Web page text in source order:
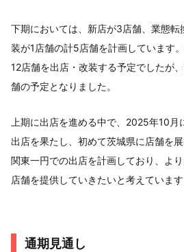
下期においては、新店が3店舗、業態転
装が1店舗の計5店舗を計画しています
12店舗を出店・改装する予定でしたが
舗の予定となりました。
上期に出店を進める中で、2025年10月
出店を果たし、初めて茨城県に店舗を
関東一円での出店を計画しており、よ
店舗を提供していきたいと考えています
通期見通し